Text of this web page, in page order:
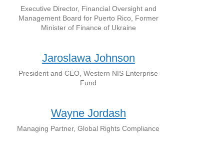
Executive Director, Financial Oversight and
Management Board for Puerto Rico, Former
Minister of Finance of Ukraine
Jaroslawa Johnson
President and CEO, Western NIS Enterprise
Fund
Wayne Jordash
Managing Partner, Global Rights Compliance